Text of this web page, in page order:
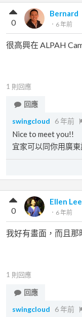
Bernard
． 6 年前
0
很高興在 ALPAH
1 則回應
回應
swingcloud
6 年前
Nice to meet you!!
宜家可以同你用廣東
Ellen Lee
． 6 年前
0
我好有畫面，而且
1 則回應
回應
swingcloud
6 年前